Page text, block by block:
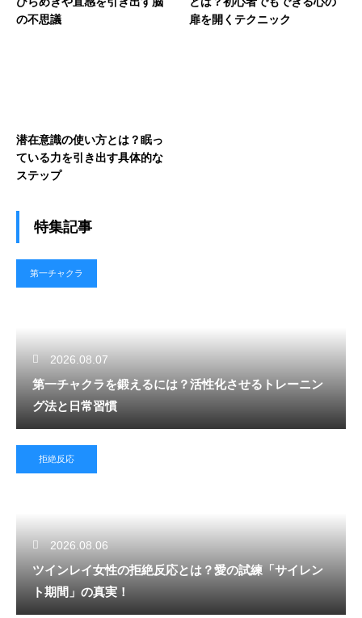
の不思議
扉を開くテクニック
潜在意識の使い方とは？眠っ
ている力を引き出す具体的な
ステップ
特集記事
第一チャクラ
2026.08.07
第一チャクラを鍛えるには？活性化させるトレーニン
グ法と日常習慣
拒絶反応
2026.08.06
ツインレイ女性の拒絶反応とは？愛の試練「サイレン
ト期間」の真実！